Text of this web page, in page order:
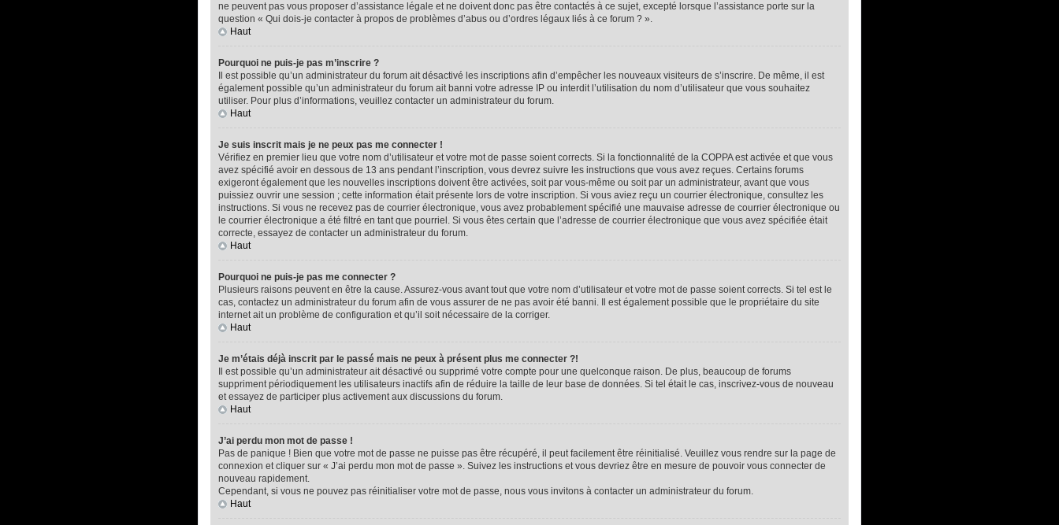
ne peuvent pas vous proposer d’assistance légale et ne doivent donc pas être contactés à ce sujet, excepté lorsque l’assistance porte sur la
question « Qui dois-je contacter à propos de problèmes d’abus ou d’ordres légaux liés à ce forum ? ».
Haut
Pourquoi ne puis-je pas m’inscrire ?
Il est possible qu’un administrateur du forum ait désactivé les inscriptions afin d’empêcher les nouveaux visiteurs de s’inscrire. De même, il est
également possible qu’un administrateur du forum ait banni votre adresse IP ou interdit l’utilisation du nom d’utilisateur que vous souhaitez
utiliser. Pour plus d’informations, veuillez contacter un administrateur du forum.
Haut
Je suis inscrit mais je ne peux pas me connecter !
Vérifiez en premier lieu que votre nom d’utilisateur et votre mot de passe soient corrects. Si la fonctionnalité de la COPPA est activée et que vous
avez spécifié avoir en dessous de 13 ans pendant l’inscription, vous devrez suivre les instructions que vous avez reçues. Certains forums
exigeront également que les nouvelles inscriptions doivent être activées, soit par vous-même ou soit par un administrateur, avant que vous
puissiez ouvrir une session ; cette information était présente lors de votre inscription. Si vous aviez reçu un courrier électronique, consultez les
instructions. Si vous ne recevez pas de courrier électronique, vous avez probablement spécifié une mauvaise adresse de courrier électronique ou
le courrier électronique a été filtré en tant que pourriel. Si vous êtes certain que l’adresse de courrier électronique que vous avez spécifiée était
correcte, essayez de contacter un administrateur du forum.
Haut
Pourquoi ne puis-je pas me connecter ?
Plusieurs raisons peuvent en être la cause. Assurez-vous avant tout que votre nom d’utilisateur et votre mot de passe soient corrects. Si tel est le
cas, contactez un administrateur du forum afin de vous assurer de ne pas avoir été banni. Il est également possible que le propriétaire du site
internet ait un problème de configuration et qu’il soit nécessaire de la corriger.
Haut
Je m’étais déjà inscrit par le passé mais ne peux à présent plus me connecter ?!
Il est possible qu’un administrateur ait désactivé ou supprimé votre compte pour une quelconque raison. De plus, beaucoup de forums
suppriment périodiquement les utilisateurs inactifs afin de réduire la taille de leur base de données. Si tel était le cas, inscrivez-vous de nouveau
et essayez de participer plus activement aux discussions du forum.
Haut
J’ai perdu mon mot de passe !
Pas de panique ! Bien que votre mot de passe ne puisse pas être récupéré, il peut facilement être réinitialisé. Veuillez vous rendre sur la page de
connexion et cliquer sur « J’ai perdu mon mot de passe ». Suivez les instructions et vous devriez être en mesure de pouvoir vous connecter de
nouveau rapidement.
Cependant, si vous ne pouvez pas réinitialiser votre mot de passe, nous vous invitons à contacter un administrateur du forum.
Haut